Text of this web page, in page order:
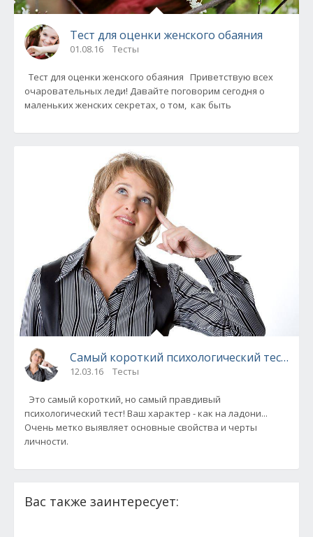
Тест для оценки женского обаяния
01.08.16 Тесты
Тест для оценки женского обаяния Приветствую всех
очаровательных леди! Давайте поговорим сегодня о
маленьких женских секретах, о том, как быть
Самый короткий психологический тест!!!
12.03.16 Тесты
Это самый короткий, но самый правдивый
психологический тест! Ваш характер - как на ладони...
Очень метко выявляет основные свойства и черты
личности.
Вас также заинтересует: